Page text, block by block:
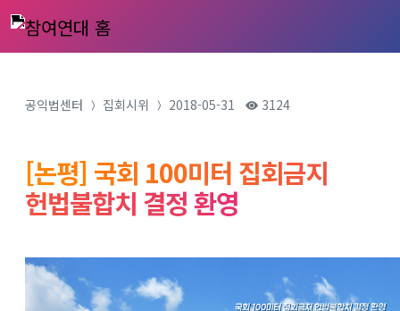
공익법센터 집회시위 2018-05-31 3124
[논평] 국회 100미터 집회금지
헌법불합치 결정 환영